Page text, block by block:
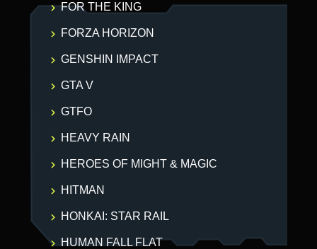
FOR THE KING
FORZA HORIZON
GENSHIN IMPACT
GTA V
GTFO
HEAVY RAIN
HEROES OF MIGHT & MAGIC
HITMAN
HONKAI: STAR RAIL
HUMAN FALL FLAT